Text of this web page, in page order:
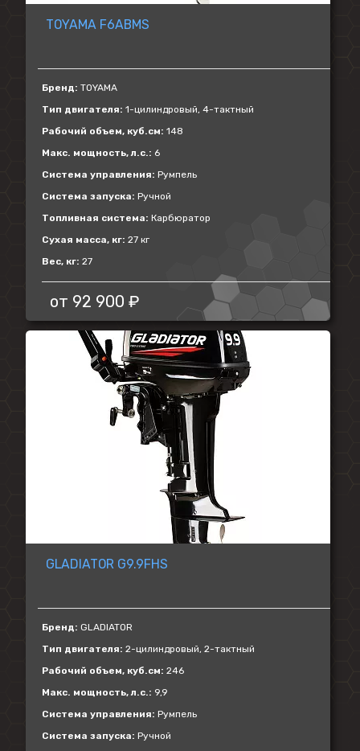
TOYAMA F6ABMS
Бренд: TOYAMA
Тип двигателя: 1-цилиндровый, 4-тактный
Рабочий объем, куб.см: 148
Макс. мощность, л.с.: 6
Система управления: Румпель
Система запуска: Ручной
Топливная система: Карбюратор
Сухая масса, кг: 27 кг
Вес, кг: 27
от 92 900 ₽
GLADIATOR G9.9FHS
Бренд: GLADIATOR
Тип двигателя: 2-цилиндровый, 2-тактный
Рабочий объем, куб.см: 246
Макс. мощность, л.с.: 9,9
Система управления: Румпель
Система запуска: Ручной